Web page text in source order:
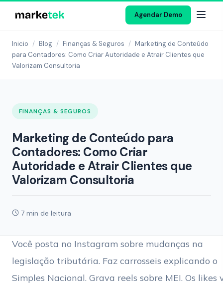
Agendar Demo
Inicio / Blog / Finanças & Seguros / Marketing de Conteúdo
para Contadores: Como Criar Autoridade e Atrair Clientes que
Valorizam Consultoria
FINANÇAS & SEGUROS
Marketing de Conteúdo para
Contadores: Como Criar
Autoridade e Atrair Clientes que
Valorizam Consultoria
7 min de leitura
Você posta no Instagram sobre mudanças na
legislação tributária. Faz carrosseis explicando o
Simples Nacional. Grava reels sobre MEI. Os likes